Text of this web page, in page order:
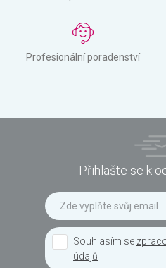
Profesionální poradenství
Přihlašte se k
Souhlasím se
údajů